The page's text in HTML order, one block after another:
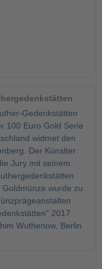
Gedenkstätten
100 Euro Gold Serie
widmet den
Der Künslter
Jury mit seinem
wurde zu
2017
Wuthenow, Berlin